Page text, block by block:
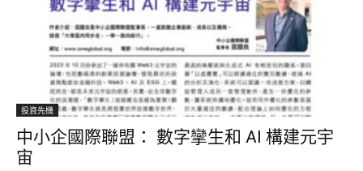
投資先機
中小企國際聯盟： 數字攣生和 AI 構建元宇
宙